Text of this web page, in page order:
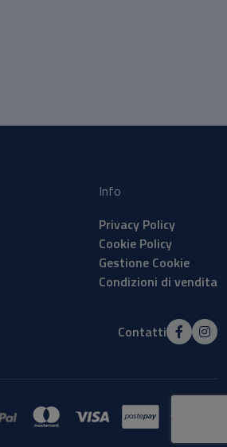
Info
Privacy Policy
Cookie Policy
Gestione Cookie
Condizioni di vendita
Contatti